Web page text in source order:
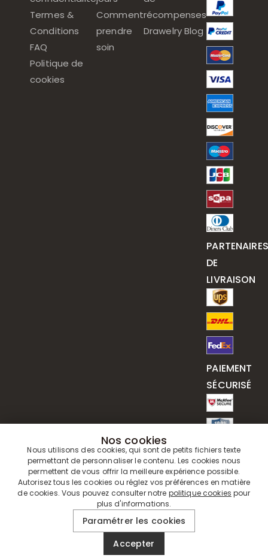
Termes &
Conditions
FAQ
Politique de
cookies
Comment
prendre
soin
récompenses
Drawelry Blog
PARTENAIRES
DE
LIVRAISON
PAIEMENT
SÉCURISÉ
© 2019 - 2026Drawelry . Tous Droits Réservés.
Nos cookies
Nous utilisons des cookies, qui sont de petits fichiers texte
permettant de personnaliser le contenu. Les cookies nous
permettent de vous offrir la meilleure expérience possible.
Autorisez tous les cookies ou réglez vos préférences en matière
de cookies. Vous pouvez consulter notre politique cookies pour
plus d'informations.
Paramétrer les cookies
Accepter